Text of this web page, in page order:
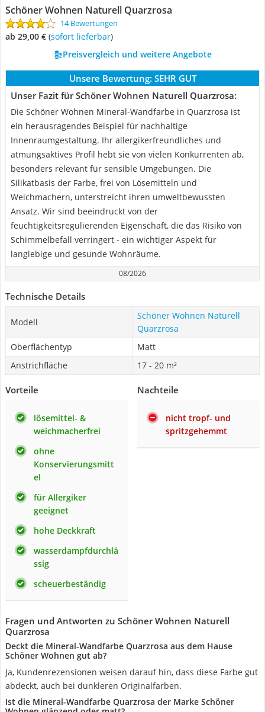
Schöner Wohnen Naturell Quarzrosa
14 Bewertungen
ab 29,00 € ( Sofort lieferbar)
Preisvergleich und weitere Angebote
Unsere Bewertung: SEHR GUT
Unser Fazit für Schöner Wohnen Naturell Quarzrosa:
Die Schöner Wohnen Mineral-Wandfarbe in Quarzrosa ist
ein herausragendes Beispiel für nachhaltige
Innenraumgestaltung. Ihr allergikerfreundliches und
atmungsaktives Profil hebt sie von vielen Konkurrenten ab,
besonders relevant für sensible Umgebungen. Die
Silikatbasis der Farbe, frei von Lösemitteln und
Weichmachern, unterstreicht ihren umweltbewussten
Ansatz. Wir sind beeindruckt von der
feuchtigkeitsregulierenden Eigenschaft, die das Risiko von
Schimmelbefall verringert - ein wichtiger Aspekt für
langlebige und gesunde Wohnräume.
08/2026
Technische Details
Modell
Schöner Wohnen Naturell
Quarzrosa
Oberflächentyp
Matt
Anstrichfläche
17 - 20 m²
Vorteile
lösemittel- &
weichmacherfrei
ohne
Konservierungsmitt
el
für Allergiker
geeignet
hohe Deckkraft
wasserdampfdurchlä
ssig
scheuerbeständig
Nachteile
nicht tropf- und
spritzgehemmt
Fragen und Antworten zu Schöner Wohnen Naturell
Quarzrosa
Deckt die Mineral-Wandfarbe Quarzrosa aus dem Hause
Schöner Wohnen gut ab?
Ja, Kundenrezensionen weisen darauf hin, dass diese Farbe gut
abdeckt, auch bei dunkleren Originalfarben.
Ist die Mineral-Wandfarbe Quarzrosa der Marke Schöner